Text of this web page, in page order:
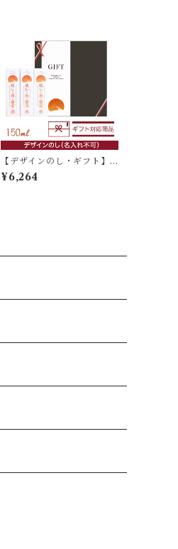
【デザインのし・ギフト】
晴レノ日ノ醤油 150ml×3本
入
¥6,264